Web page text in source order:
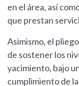
en el área, así
que prestan
Asimismo, el
de sostener los
yacimiento, bajo
cumplimiento de